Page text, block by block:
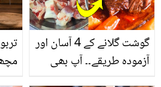
گوشت گلانے کے 4 آسان اور
آزمودہ طریقے۔۔ آپ بھی